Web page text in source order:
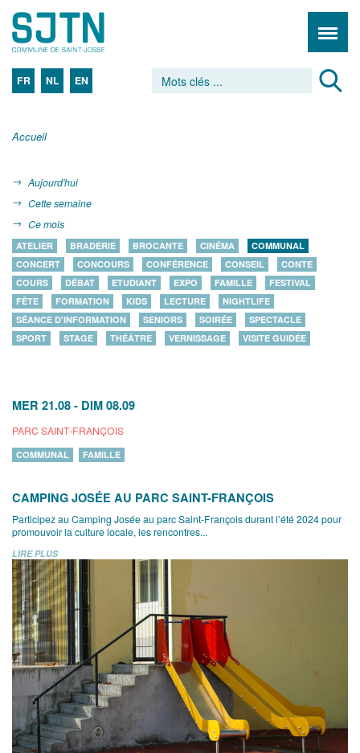
FR NL EN
Accueil
Aujourd'hui
Cette semaine
Ce mois
ATELIER BRADERIE BROCANTE CINÉMA
COMMUNAL
CONCERT
CONCOURS CONFÉRENCE CONSEIL
CONTE
COURS
DÉBAT ETUDIANT EXPO FAMILLE
FESTIVAL
FÊTE
FORMATION KIDS LECTURE
NIGHTLIFE
SÉANCE D'INFORMATION
SENIORS SOIRÉE
SPECTACLE
SPORT
STAGE THÉÂTRE VERNISSAGE VISITE GUIDÉE
MER 21.08 - DIM 08.09
PARC SAINT-FRANÇOIS
COMMUNAL FAMILLE
CAMPING JOSÉE AU PARC SAINT-FRANÇOIS
Participez au Camping Josée au parc Saint-François durant l’été 2024 pour
promouvoir la culture locale, les rencontres...
LIRE PLUS